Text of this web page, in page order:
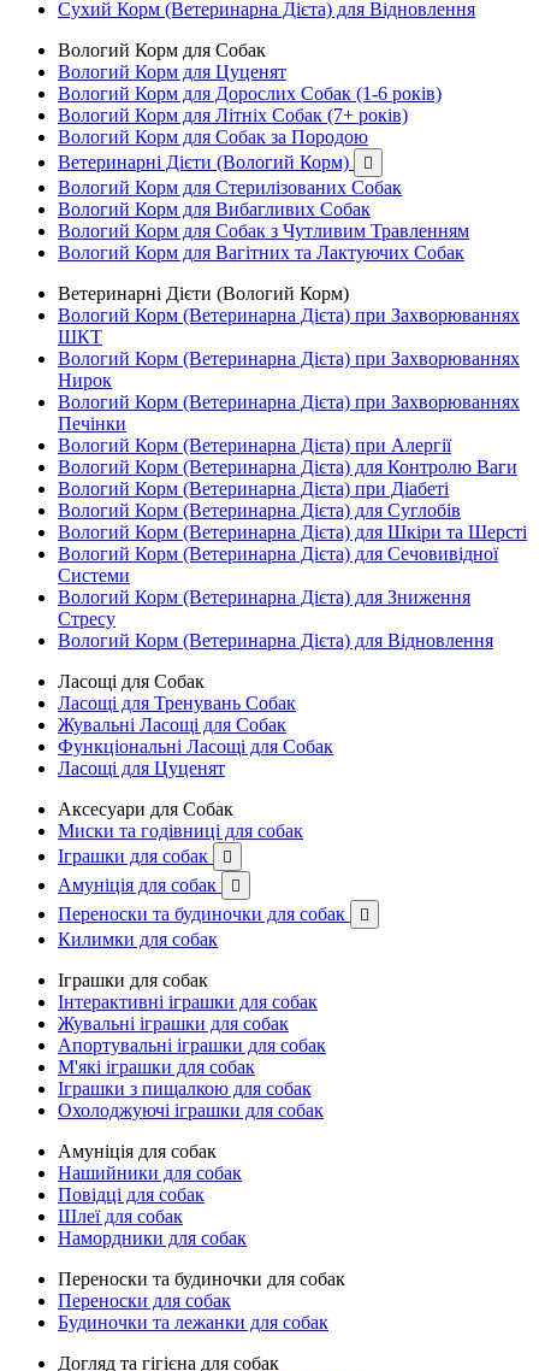
Сухий Корм (Ветеринарна Дієта) для Відновлення
Вологий Корм для Собак
Вологий Корм для Цуценят
Вологий Корм для Дорослих Собак (1-6 років)
Вологий Корм для Літніх Собак (7+ років)
Вологий Корм для Собак за Породою
Ветеринарні Дієти (Вологий Корм)

Вологий Корм для Стерилізованих Собак
Вологий Корм для Вибагливих Собак
Вологий Корм для Собак з Чутливим Травленням
Вологий Корм для Вагітних та Лактуючих Собак
Ветеринарні Дієти (Вологий Корм)
Вологий Корм (Ветеринарна Дієта) при Захворюваннях
ШКТ
Вологий Корм (Ветеринарна Дієта) при Захворюваннях
Нирок
Вологий Корм (Ветеринарна Дієта) при Захворюваннях
Печінки
Вологий Корм (Ветеринарна Дієта) при Алергії
Вологий Корм (Ветеринарна Дієта) для Контролю Ваги
Вологий Корм (Ветеринарна Дієта) при Діабеті
Вологий Корм (Ветеринарна Дієта) для Суглобів
Вологий Корм (Ветеринарна Дієта) для Шкіри та Шерсті
Вологий Корм (Ветеринарна Дієта) для Сечовивідної
Системи
Вологий Корм (Ветеринарна Дієта) для Зниження
Стресу
Вологий Корм (Ветеринарна Дієта) для Відновлення
Ласощі для Собак
Ласощі для Тренувань Собак
Жувальні Ласощі для Собак
Функціональні Ласощі для Собак
Ласощі для Цуценят
Аксесуари для Собак
Миски та годівниці для собак
Іграшки для собак

Амуніція для собак 
Переноски та будиночки для собак 
Килимки для собак
Іграшки для собак
Інтерактивні іграшки для собак
Жувальні іграшки для собак
Апортувальні іграшки для собак
М'які іграшки для собак
Іграшки з пищалкою для собак
Охолоджуючі іграшки для собак
Амуніція для собак
Нашийники для собак
Повідці для собак
Шлеї для собак
Намордники для собак
Переноски та будиночки для собак
Переноски для собак
Будиночки та лежанки для собак
Догляд та гігієна для собак